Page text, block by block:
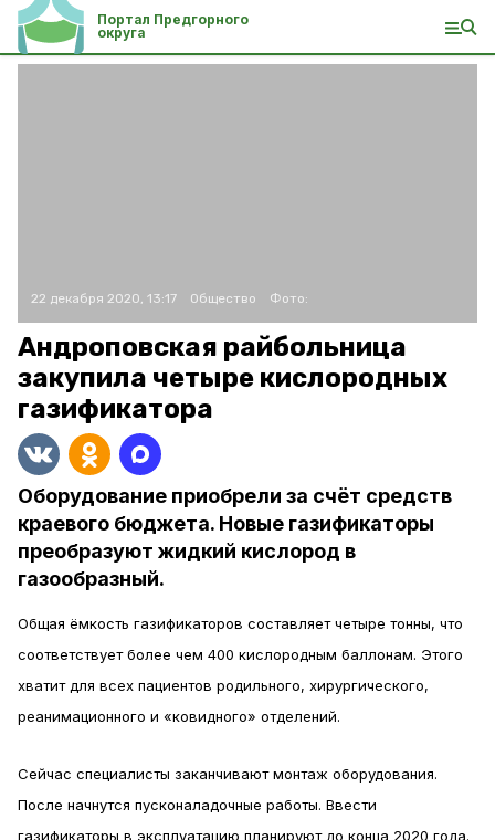
Портал Предгорного
округа
22 декабря 2020, 13:17 Общество Фото:
Андроповская райбольница
закупила четыре кислородных
газификатора
Оборудование приобрели за счёт средств
краевого бюджета. Новые газификаторы
преобразуют жидкий кислород в
газообразный.
Общая ёмкость газификаторов составляет четыре тонны, что
соответствует более чем 400 кислородным баллонам. Этого
хватит для всех пациентов родильного, хирургического,
реанимационного и «ковидного» отделений.
Сейчас специалисты заканчивают монтаж оборудования.
После начнутся пусконаладочные работы. Ввести
газификаторы в эксплуатацию планируют до конца 2020 года.